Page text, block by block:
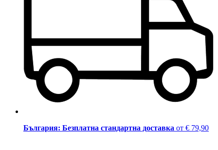
България: Безплатна стандартна доставка от € 79,90